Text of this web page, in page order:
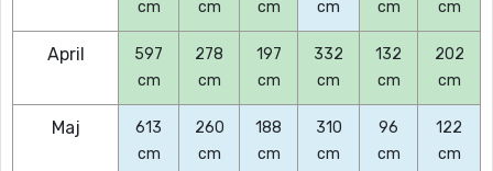
cm
cm
cm
cm
cm
cm
April
597
cm
278
cm
197
cm
332
cm
132
cm
202
cm
Maj
613
cm
260
cm
188
cm
310
cm
96
cm
122
cm